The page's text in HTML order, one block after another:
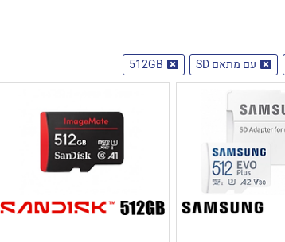
עם מתאם SD 512GB